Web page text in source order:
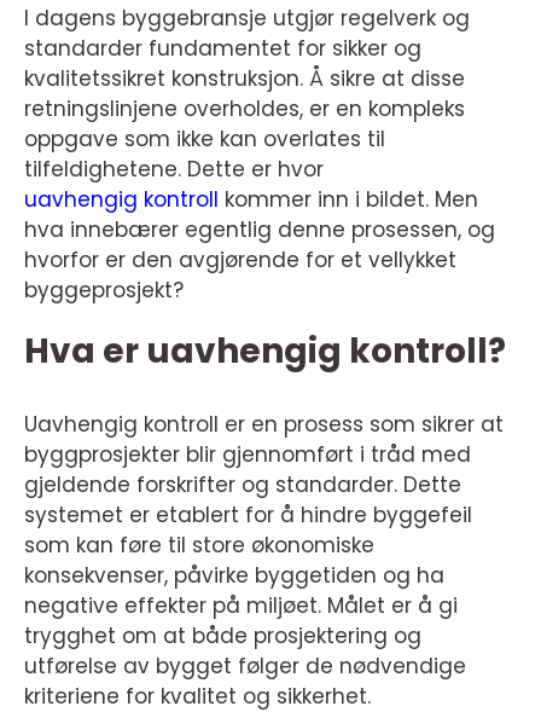
I dagens byggebransje utgjør regelverk og
standarder fundamentet for sikker og
kvalitetssikret konstruksjon. Å sikre at disse
retningslinjene overholdes, er en kompleks
oppgave som ikke kan overlates til
tilfeldighetene. Dette er hvor
uavhengig kontroll kommer inn i bildet. Men
hva innebærer egentlig denne prosessen, og
hvorfor er den avgjørende for et vellykket
byggeprosjekt?
Hva er uavhengig kontroll?
Uavhengig kontroll er en prosess som sikrer at
byggprosjekter blir gjennomført i tråd med
gjeldende forskrifter og standarder. Dette
systemet er etablert for å hindre byggefeil
som kan føre til store økonomiske
konsekvenser, påvirke byggetiden og ha
negative effekter på miljøet. Målet er å gi
trygghet om at både prosjektering og
utførelse av bygget følger de nødvendige
kriteriene for kvalitet og sikkerhet.